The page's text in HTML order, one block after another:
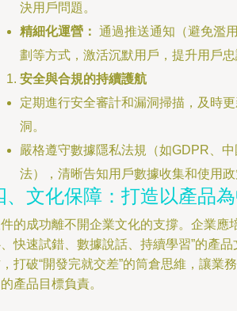
決用戶問題。
精細化運營： 通過推送通知（避免濫
劃等方式，激活沉默用戶，提升用戶忠
安全與合規的持續護航
定期進行安全審計和漏洞掃描，及時
洞。
嚴格遵守數據隱私法規（如GDPR、
法），清晰告知用戶數據收集和使用政
、文化保障：打造以產品
的成功離不開企業文化的支撐。企業應
快速試錯、數據說話、持續學習”的產
打破“開發完就交差”的筒倉思維，讓業
產品目標負責。